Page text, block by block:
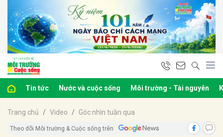
Tin tức Nước và cuộc sống Môi trường - Tài nguyên
Trang chủ Video Góc nhìn tuần qua
Theo dõi Môi trường & Cuộc sống trên
luận